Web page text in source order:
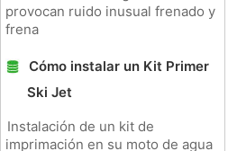
provocan ruido inusual frenado y
frena
Cómo instalar un Kit Primer
Ski Jet
Instalación de un kit de
imprimación en su moto de agua